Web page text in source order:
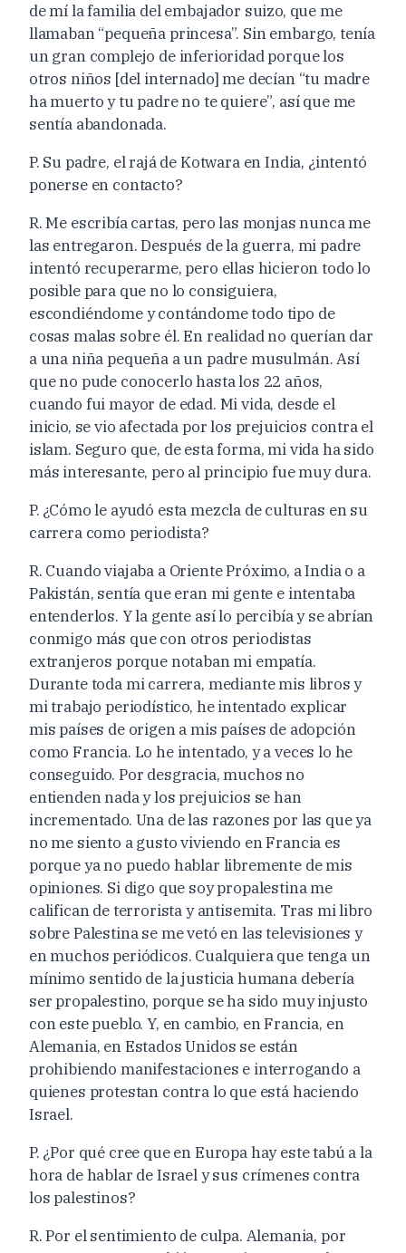
de mí la familia del embajador suizo, que me
llamaban “pequeña princesa”. Sin embargo, tenía
un gran complejo de inferioridad porque los
otros niños [del internado] me decían “tu madre
ha muerto y tu padre no te quiere”, así que me
sentía abandonada.
P. Su padre, el rajá de Kotwara en India, ¿intentó
ponerse en contacto?
R. Me escribía cartas, pero las monjas nunca me
las entregaron. Después de la guerra, mi padre
intentó recuperarme, pero ellas hicieron todo lo
posible para que no lo consiguiera,
escondiéndome y contándome todo tipo de
cosas malas sobre él. En realidad no querían dar
a una niña pequeña a un padre musulmán. Así
que no pude conocerlo hasta los 22 años,
cuando fui mayor de edad. Mi vida, desde el
inicio, se vio afectada por los prejuicios contra el
islam. Seguro que, de esta forma, mi vida ha sido
más interesante, pero al principio fue muy dura.
P. ¿Cómo le ayudó esta mezcla de culturas en su
carrera como periodista?
R. Cuando viajaba a Oriente Próximo, a India o a
Pakistán, sentía que eran mi gente e intentaba
entenderlos. Y la gente así lo percibía y se abrían
conmigo más que con otros periodistas
extranjeros porque notaban mi empatía.
Durante toda mi carrera, mediante mis libros y
mi trabajo periodístico, he intentado explicar
mis países de origen a mis países de adopción
como Francia. Lo he intentado, y a veces lo he
conseguido. Por desgracia, muchos no
entienden nada y los prejuicios se han
incrementado. Una de las razones por las que ya
no me siento a gusto viviendo en Francia es
porque ya no puedo hablar libremente de mis
opiniones. Si digo que soy propalestina me
califican de terrorista y antisemita. Tras mi libro
sobre Palestina se me vetó en las televisiones y
en muchos periódicos. Cualquiera que tenga un
mínimo sentido de la justicia humana debería
ser propalestino, porque se ha sido muy injusto
con este pueblo. Y, en cambio, en Francia, en
Alemania, en Estados Unidos se están
prohibiendo manifestaciones e interrogando a
quienes protestan contra lo que está haciendo
Israel.
P. ¿Por qué cree que en Europa hay este tabú a la
hora de hablar de Israel y sus crímenes contra
los palestinos?
R. Por el sentimiento de culpa. Alemania, por